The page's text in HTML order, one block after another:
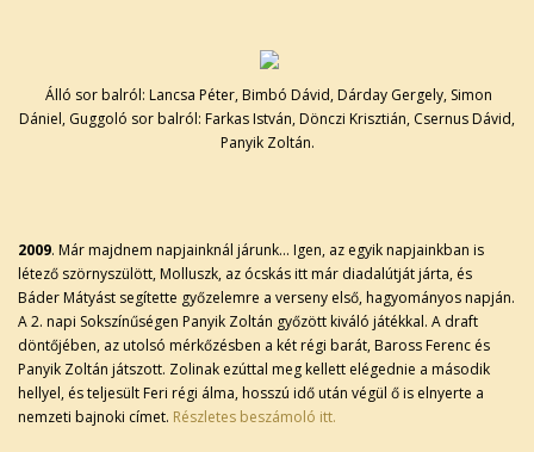
Álló sor balról: Lancsa Péter, Bimbó Dávid, Dárday Gergely, Simon
Dániel, Guggoló sor balról: Farkas István, Dönczi Krisztián, Csernus Dávid,
Panyik Zoltán.
2009. Már majdnem napjainknál járunk... Igen, az egyik napjainkban is
létező szörnyszülött, Molluszk, az ócskás itt már diadalútját járta, és
Báder Mátyást segítette győzelemre a verseny első, hagyományos napján.
A 2. napi Sokszínűségen Panyik Zoltán győzött kiváló játékkal. A draft
döntőjében, az utolsó mérkőzésben a két régi barát, Baross Ferenc és
Panyik Zoltán játszott. Zolinak ezúttal meg kellett elégednie a második
hellyel, és teljesült Feri régi álma, hosszú idő után végül ő is elnyerte a
nemzeti bajnoki címet. Részletes beszámoló itt.